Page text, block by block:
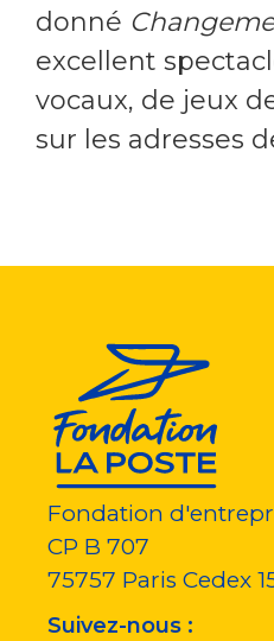
donné
excellent
vocaux, de jeux
sur les adresses
Fondation
CP B 707
75757 Paris Cedex
Suivez-nous :